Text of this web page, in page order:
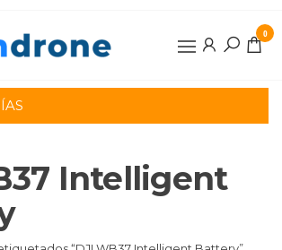
0
Intelligent